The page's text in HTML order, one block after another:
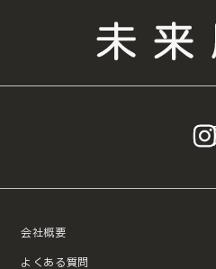
会社概要
よくある質問